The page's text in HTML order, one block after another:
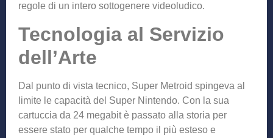
regole di un intero sottogenere videoludico.
Tecnologia al Servizio
dell’Arte
Dal punto di vista tecnico, Super Metroid spingeva al
limite le capacità del Super Nintendo. Con la sua
cartuccia da 24 megabit è passato alla storia per
essere stato per qualche tempo il più esteso e